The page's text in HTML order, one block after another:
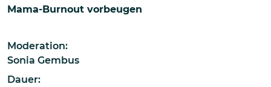
Mama-Burnout vorbeugen
Moderation:
Sonia Gembus
Dauer: